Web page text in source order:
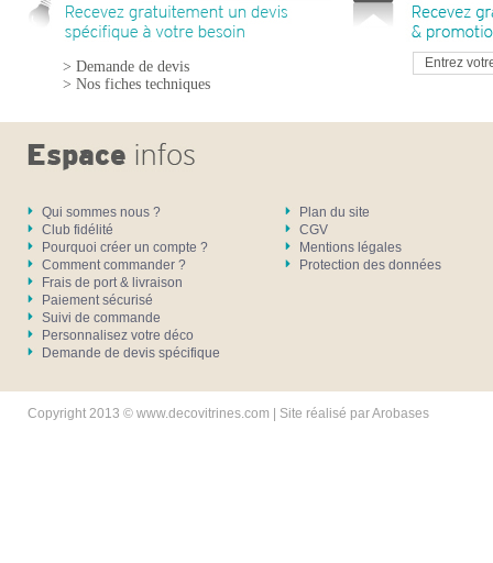
> Demande de devis
> Nos fiches techniques
Qui sommes nous ?
Club fidélité
Pourquoi créer un compte ?
Comment commander ?
Frais de port & livraison
Paiement sécurisé
Suivi de commande
Personnalisez votre déco
Demande de devis spécifique
Plan du site
CGV
Mentions légales
Protection des données
Copyright 2013 © www.decovitrines.com | Site réalisé parArobases